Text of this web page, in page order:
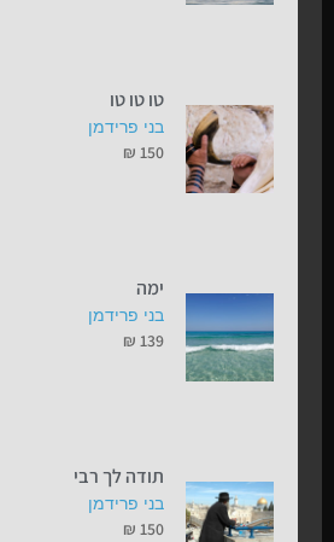
טו טו טו
בני פרידמן
₪ 150
ימה
בני פרידמן
₪ 139
תודה לך רבי
בני פרידמן
₪ 150